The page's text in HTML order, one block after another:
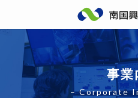
事業
– Corporate